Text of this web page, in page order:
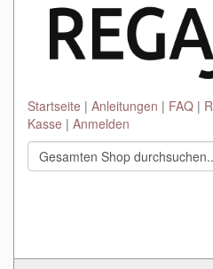
Startseite Anleitungen FAQ
Kasse
Anmelden